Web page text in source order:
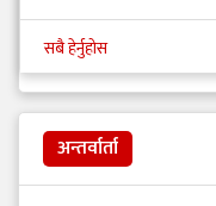
सबै हेर्नुहोस
अन्तर्वार्ता